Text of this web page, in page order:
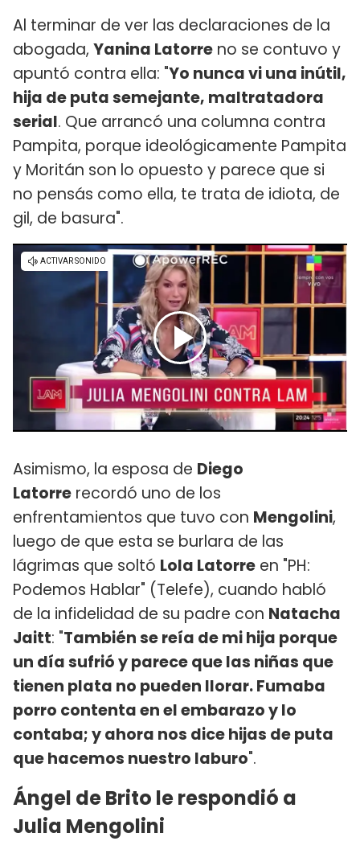
Al terminar de ver las declaraciones de la
abogada, Yanina Latorre no se contuvo y
apuntó contra ella: "Yo nunca vi una inútil,
hija de puta semejante, maltratadora
serial. Que arrancó una columna contra
Pampita, porque ideológicamente Pampita
y Moritán son lo opuesto y parece que si
no pensás como ella, te trata de idiota, de
gil, de basura".
Asimismo, la esposa de Diego
Latorre recordó uno de los
enfrentamientos que tuvo con Mengolini,
luego de que esta se burlara de las
lágrimas que soltó Lola Latorre en "PH:
Podemos Hablar" (Telefe), cuando habló
de la infidelidad de su padre con Natacha
Jaitt: "También se reía de mi hija porque
un día sufrió y parece que las niñas que
tienen plata no pueden llorar. Fumaba
porro contenta en el embarazo y lo
contaba; y ahora nos dice hijas de puta
que hacemos nuestro laburo".
Ángel de Brito le respondió a
Julia Mengolini